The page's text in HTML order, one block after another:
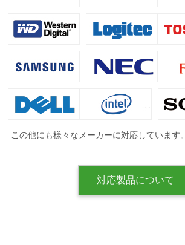
この他にも様々なメーカーに対応しています。
対応製品について